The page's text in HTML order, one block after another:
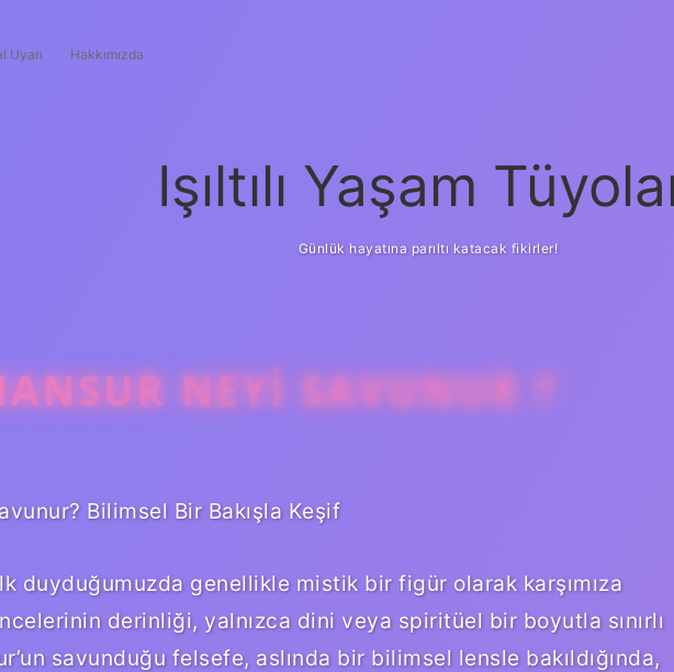
Uyarı Hakkımızda
Işıltılı Yaşam
Günlük hayatına parıltı katacak fikirler!
NEYI SAVUNUR ?
Bilimsel Bir Bakışla Keşif
duyduğumuzda genellikle mistik bir figür olarak karşımıza
derinliği, yalnızca dini veya spiritüel bir boyutla sınırlı
savunduğu felsefe, aslında bir bilimsel lensle bakıldığında,